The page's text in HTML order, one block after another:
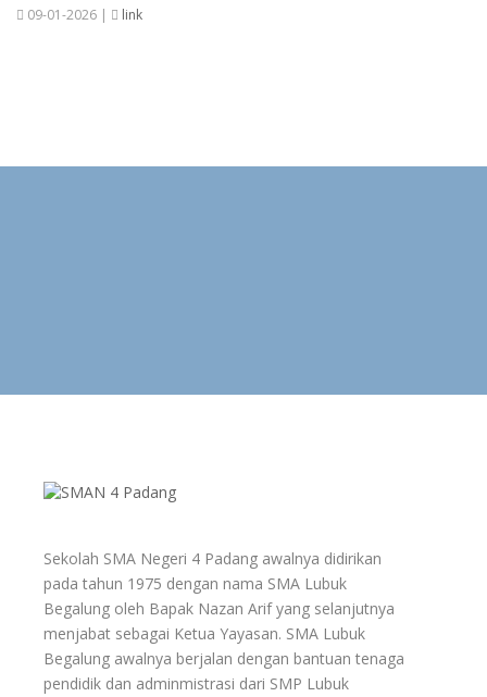
09-01-2026 | link
Sekolah SMA Negeri 4 Padang awalnya didirikan
pada tahun 1975 dengan nama SMA Lubuk
Begalung oleh Bapak Nazan Arif yang selanjutnya
menjabat sebagai Ketua Yayasan. SMA Lubuk
Begalung awalnya berjalan dengan bantuan tenaga
pendidik dan adminmistrasi dari SMP Lubuk